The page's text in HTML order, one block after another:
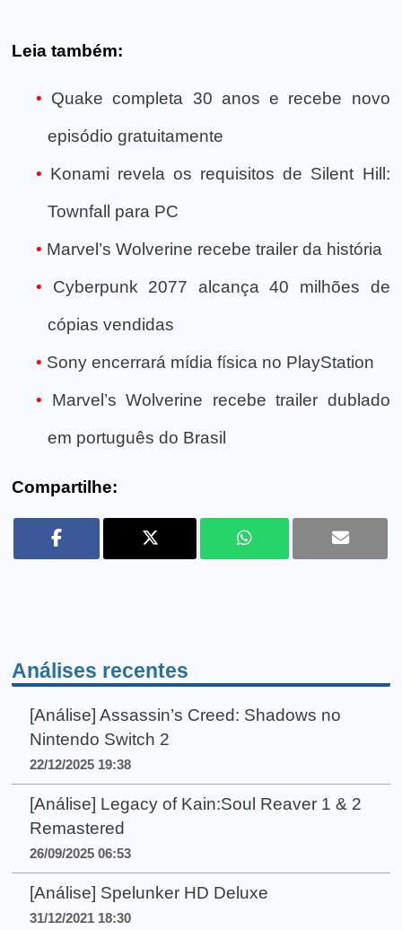
Leia também:
Quake completa 30 anos e recebe novo
episódio gratuitamente
Konami revela os requisitos de Silent Hill:
Townfall para PC
Marvel’s Wolverine recebe trailer da história
Cyberpunk 2077 alcança 40 milhões de
cópias vendidas
Sony encerrará mídia física no PlayStation
Marvel’s Wolverine recebe trailer dublado
em português do Brasil
Compartilhe:
Análises recentes
[Análise] Assassin’s Creed: Shadows no
Nintendo Switch 2
22/12/2025 19:38
[Análise] Legacy of Kain:Soul Reaver 1 & 2
Remastered
26/09/2025 06:53
[Análise] Spelunker HD Deluxe
31/12/2021 18:30